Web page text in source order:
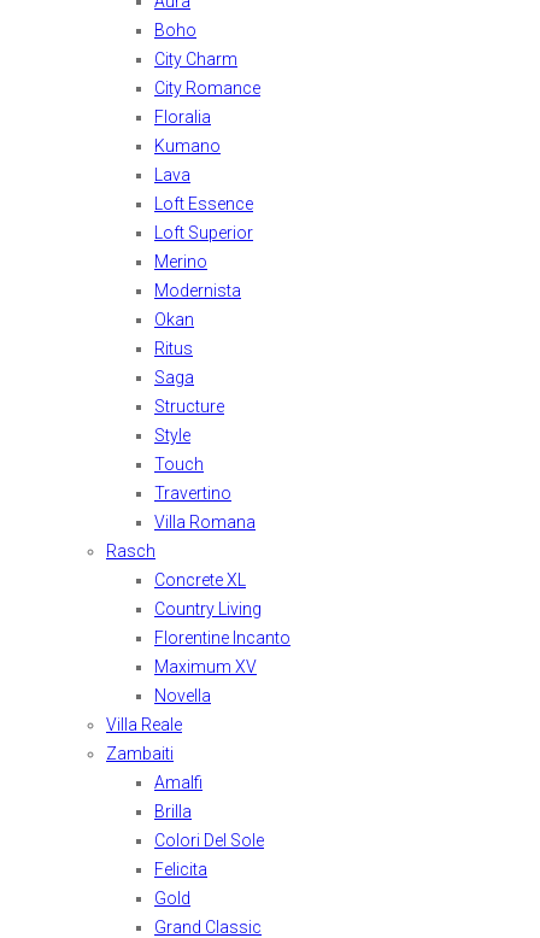
Boho
City Charm
City Romance
Floralia
Kumano
Lava
Loft Essence
Loft Superior
Merino
Modernista
Okan
Ritus
Saga
Structure
Style
Touch
Travertino
Villa Romana
Rasch
Concrete XL
Country Living
Florentine Incanto
Maximum XV
Novella
Villa Reale
Zambaiti
Amalfi
Brilla
Colori Del Sole
Felicita
Gold
Grand Classic